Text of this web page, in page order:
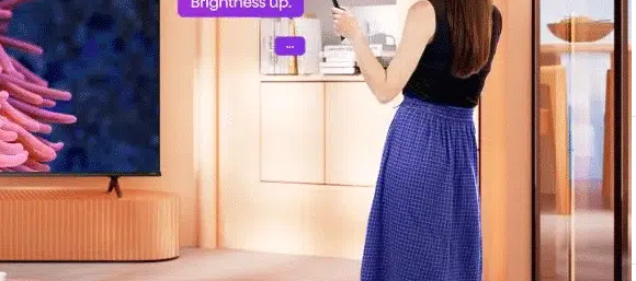
raj uz Hisense 4K TV, gdje
tehnologija ravnomjerno
“Rashladi ljeto” – 10. 07. –
10. 08. 2026.
8. Jula 2026. 1 Comment
Rođendanski Shopping
Days – Hvala što ste
slavili s nama!
4. Jula 2026. 1 Comment